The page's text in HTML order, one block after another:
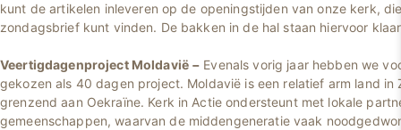
kunt de artikelen inleveren op de openingstijden van onze kerk,
zondagsbrief kunt vinden. De bakken in de hal staan hiervoor
Veertigdagenproject Moldavië − Evenals vorig jaar hebben we
gekozen als 40 dagen project. Moldavië is een relatief arm land in
grenzend aan Oekraïne. Kerk in Actie ondersteunt met lokale
gemeenschappen, waarvan de middengeneratie vaak